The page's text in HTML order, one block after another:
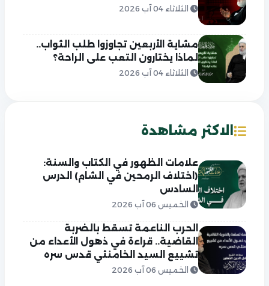
الثلاثاء 04 آب 2026
مشاية الأربعين تجاوزوا طلب الثواب..
لماذا يختارون التعب على الراحة؟
الثلاثاء 04 آب 2026
الاكثر مشاهدة
علامات الظهور في الكتاب والسنة:
(اختلاف الرمحين في الشام) الدرس
السادس
الخميس 06 آب 2026
الحرب الناعمة تسقط بالضربة
القاضية.. قراءة في ذهول الأعداء من
تشييع السيد الخامنئي قدس سره
الخميس 06 آب 2026